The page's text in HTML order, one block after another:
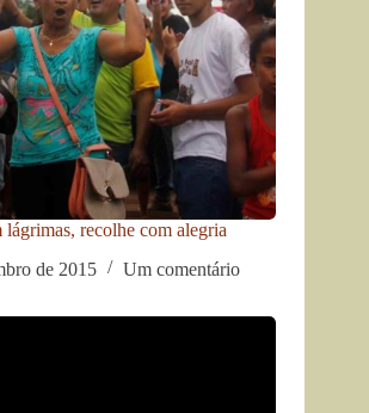
lágrimas, recolhe com alegria
de 2015
Um comentário